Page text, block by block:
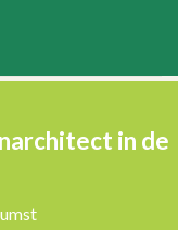
in de